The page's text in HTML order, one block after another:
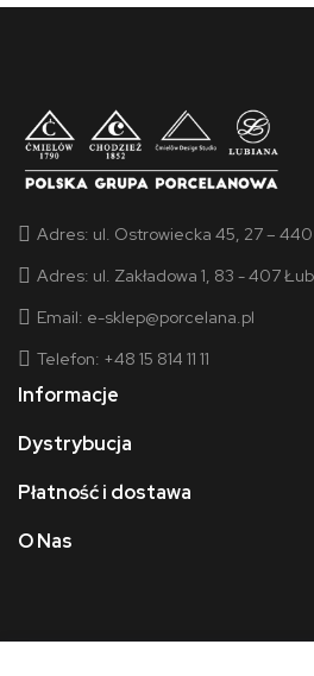
Adres: ul. Ostrowiecka 45, 27 –
Adres: ul. Zakładowa 1, 83 - 407
Email: e-sklep@porcelana.pl
Telefon: +48 15 814 11 11
Informacje
Dystrybucja
Płatność i dostawa
O Nas